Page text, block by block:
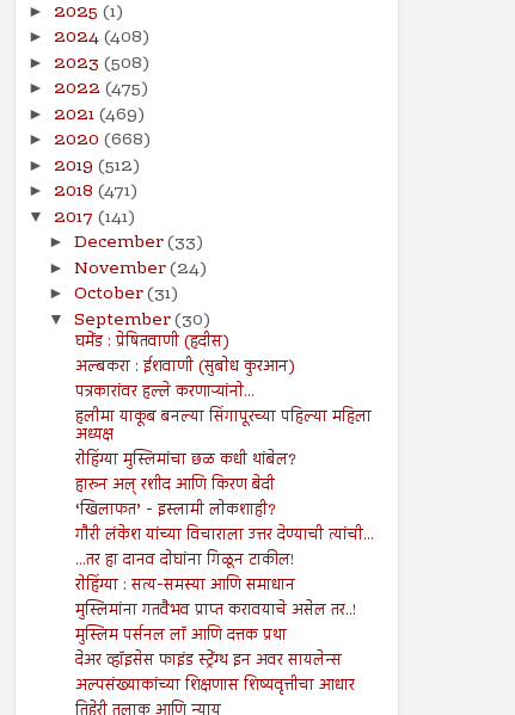
► 2025 (1)
► 2024(408)
► 2023 (508)
► 2022 (475)
► 2021(469)
► 2020 (668)
► 2019 (512)
► 2018 (471)
▼ 2017 (141)
► December(33)
► November(24)
► October(31)
▼ September(30)
घमेंड : प्रेषितवाणी (हदीस)
अल्बकरा : ईशवाणी (सुबोध कुरआन)
पत्रकारांवर हल्ले करणाऱ्यांनो...
हलीमा याकूब बनल्या सिंगापूरच्या पहिल्या महिला
अध्यक्ष
रोहिंग्या मुस्लिमांचा छळ कधी थांबेल?
हारुन अल् रशीद आणि किरण बेदी
‘खिलाफत’ - इस्लामी लोकशाही?
गौरी लंकेश यांच्या विचाराला उत्तर देण्याची त्यांची...
...तर हा दानव दोघांना गिळून टाकील!
रोहिंग्या : सत्य-समस्या आणि समाधान
मुस्लिमांना गतवैभव प्राप्त करावयाचे असेल तर..!
मुस्लिम पर्सनल लॉ आणि दत्तक प्रथा
देअर व्हॉइसेस फाइंड स्ट्रेंग्थ इन अवर सायलेन्स
अल्पसंख्याकांच्या शिक्षणास शिष्यवृत्तीचा आधार